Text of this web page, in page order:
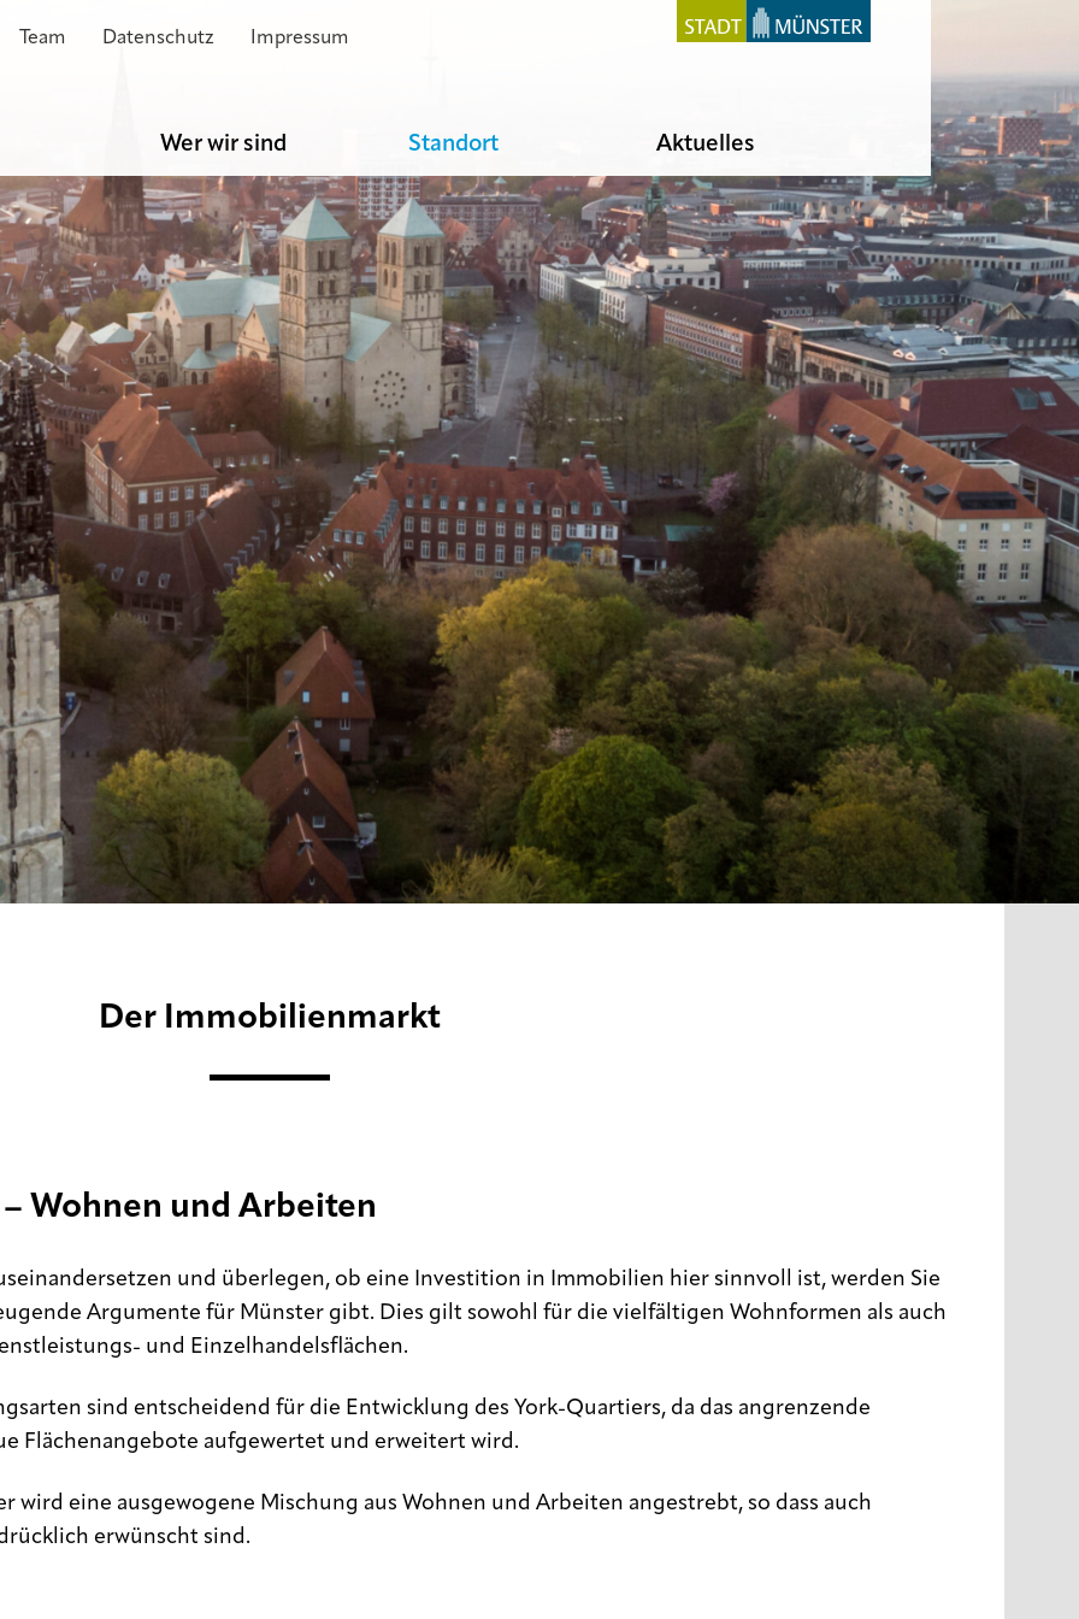
Wer wir sind Standort Aktuelles
Team Datenschutz Impressum
Der Immobilienmarkt
Wohnen und Arbeiten
und überlegen, ob eine Investition in Immobilien hier sinnvoll ist, werden Sie
Argumente für Münster gibt. Dies gilt sowohl für die vielfältigen Wohnformen als auch
und Einzelhandelsflächen.
sind entscheidend für die Entwicklung des York-Quartiers, da das angrenzende
Flächenangebote aufgewertet und erweitert wird.
wird eine ausgewogene Mischung aus Wohnen und Arbeiten angestrebt, so dass auch
erwünscht sind.